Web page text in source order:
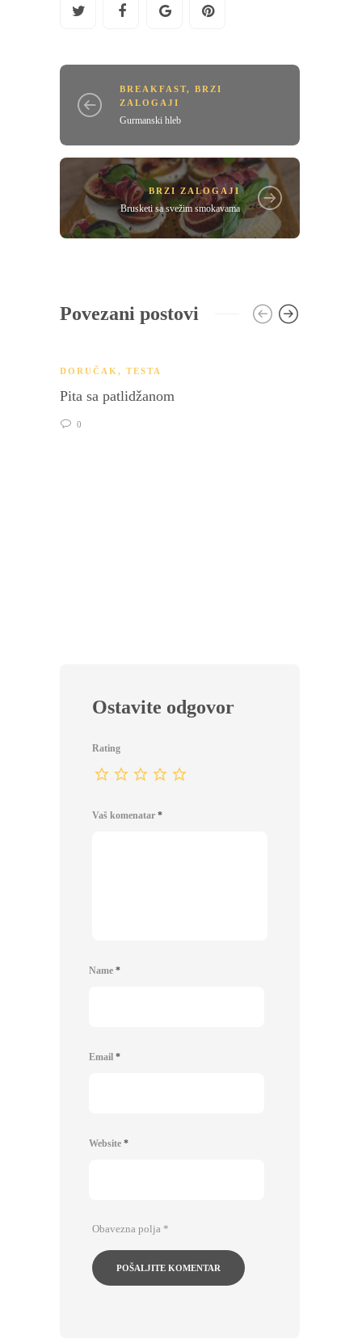
BREAKFAST,BRZI
ZALOGAJI
Gurmanski hleb
BRZI ZALOGAJI
Brusketi sa svežim smokavama
Povezani postovi
DORUČAK , TESTA
Pita sa patlidžanom
0
Ostavite odgovor
Rating
Vaš komenatar *
Name *
Email *
Website *
Obavezna polja *